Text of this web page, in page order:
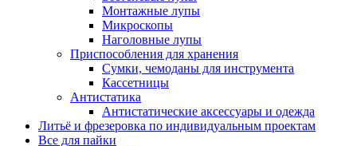
Монтажные лупы
Микроскопы
Наголовные лупы
Приспособления для хранения
Сумки, чемоданы для инструмента
Кассетницы
Антистатика
Антистатические аксессуары и одежда
Литьё и фрезеровка по индивидуальным проектам
Все для пайки